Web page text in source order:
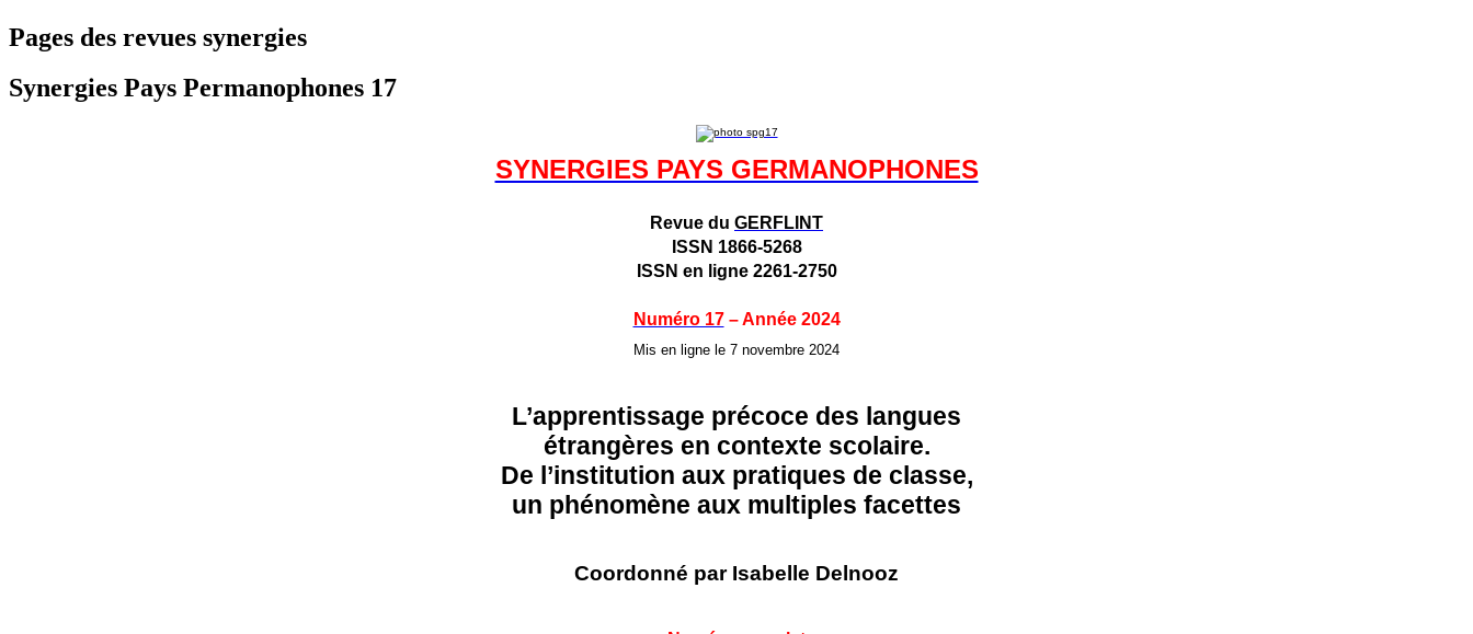
Pages des revues synergies
Synergies Pays Permanophones 17
SYNERGIES PAYS GERMANOPHONES
Revue du GERFLINT
ISSN 1866-5268
ISSN en ligne 2261-2750
Numéro 17– Année 2024
Mis en ligne le 7 novembre 2024
L’apprentissage précoce des langues
étrangères en contexte scolaire.
De l’institution aux pratiques de classe,
un phénomène aux multiples facettes
Coordonné par Isabelle Delnooz